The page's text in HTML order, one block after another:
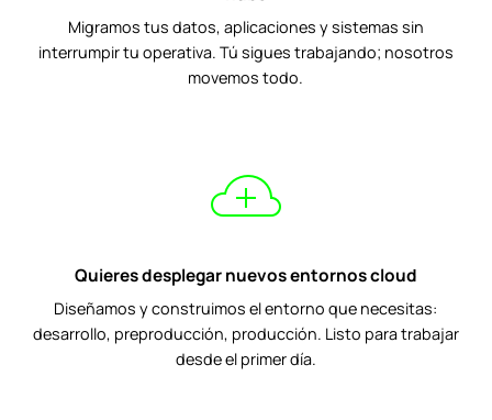
Migramos tus datos, aplicaciones y sistemas sin
interrumpir tu operativa. Tú sigues trabajando; nosotros
movemos todo.
Quieres desplegar nuevos entornos cloud
Diseñamos y construimos el entorno que necesitas:
desarrollo, preproducción, producción. Listo para trabajar
desde el primer día.